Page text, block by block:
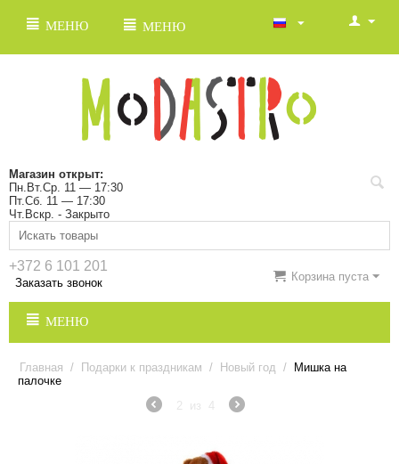
МЕНЮ МЕНЮ
Магазин открыт:
Пн.Вт.Ср. 11 — 17:30
Пт.Сб. 11 — 17:30
Чт.Вскр. - Закрыто
+372 6 101 201
Заказать звонок Корзина пуста
МЕНЮ
Главная / Подарки к праздникам / Новый год /
Мишка на
палочке
2
из